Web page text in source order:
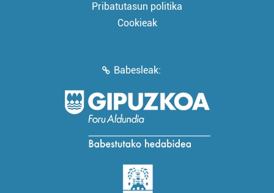
Pribatutasun politika
Cookieak
Babesleak: